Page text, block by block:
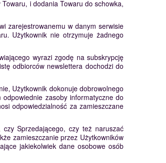
i dodania Towaru do schowka,
zarejestrowanemu w danym serwisie
Użytkownik nie otrzymuje żadnego
wyrazi zgodę na subskrypcję
odbiorców newslettera dochodzi do
Użytkownik dokonuje dobrowolnego
zasoby informatyczne do
odpowiedzialność za zamieszczane
Sprzedającego, czy też naruszać
zamieszczanie przez Użytkowników
jakiekolwiek dane osobowe osób